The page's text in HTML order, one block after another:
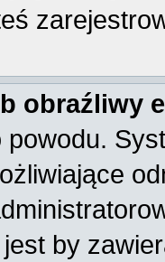
obraźliwy
by